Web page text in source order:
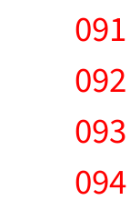
091
092
093
094